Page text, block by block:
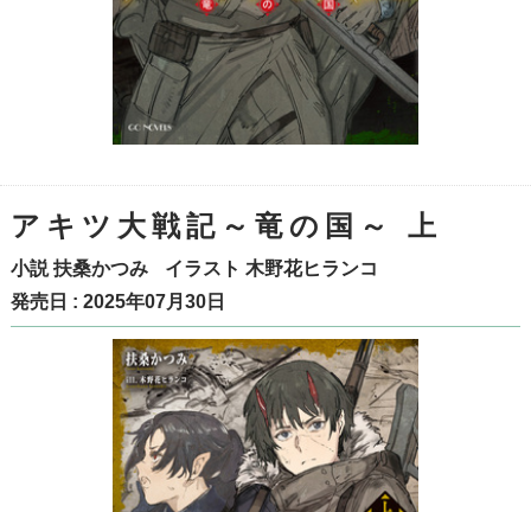
アキツ大戦記～竜の国～ 上
小説扶桑かつみ イラスト 木野花ヒランコ
発売日 : 2025年07月30日